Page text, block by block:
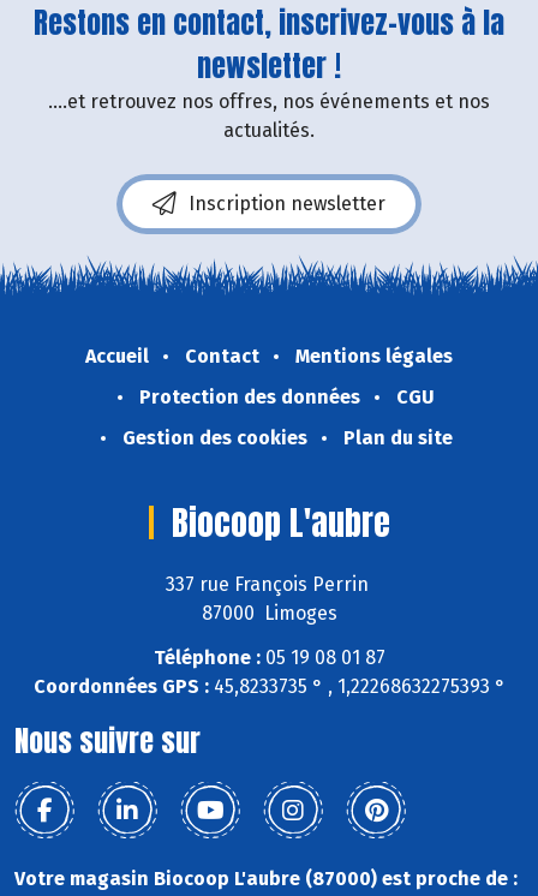
Restons en contact, inscrivez-vous à la
newsletter !
....et retrouvez nos offres, nos événements et nos
actualités.
Inscription newsletter
Accueil Contact
Mentions légales
Protection des données
CGU
Gestion des cookies
Plan du site
Biocoop L'aubre
337 rue François Perrin
87000 Limoges
Téléphone :05 19 08 01 87
Coordonnées GPS :45,8233735 ° , 1,22268632275393 °
Nous suivre sur
Votre magasin Biocoop L'aubre (87000) est proche de :